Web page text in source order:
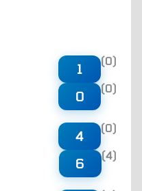
1
(0)
0
(0)
4
(0)
6
(4)